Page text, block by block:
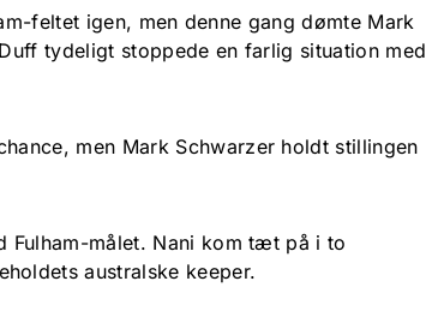
feltet igen, men denne gang dømte Mark
tydeligt stoppede en farlig situation med
men Mark Schwarzer holdt stillingen
Fulham-målet. Nani kom tæt på i to
australske keeper.